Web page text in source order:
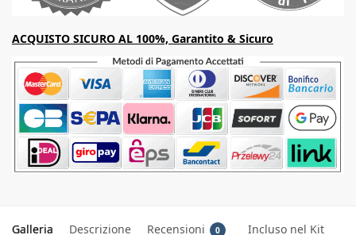
ACQUISTO SICURO AL 100%, Garantito & Sicuro
Galleria Descrizione Recensioni 0 Incluso nel Kit